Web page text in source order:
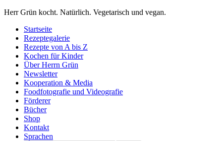
Herr Grün kocht. Natürlich. Vegetarisch und vegan.
Startseite
Rezeptegalerie
Rezepte von A bis Z
Kochen für Kinder
Über Herrn Grün
Newsletter
Kooperation & Media
Foodfotografie und Videografie
Förderer
Bücher
Shop
Kontakt
Sprachen